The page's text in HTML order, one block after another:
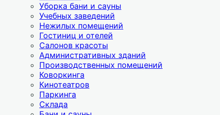
Уборка бани и сауны
Учебных заведений
Нежилых помещений
Гостиниц и отелей
Салонов красоты
Административных зданий
Производственных помещений
Коворкинга
Кинотеатров
Паркинга
Склада